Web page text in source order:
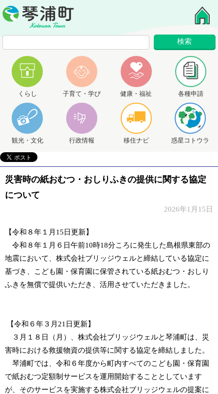
くらし 子育て・学び 健康・福祉 各種申請
観光・文化 行政情報 移住ナビ 惑星コトウラ
災害時の紙おむつ・おしりふきの提供に関する協定
について
2026年1月15日
【令和８年１月15日更新】
令和８年１月６日午前10時18分ころに発生した島根県東部の
地震において、株式会社ブリッジウェルと締結している協定に
基づき、こども園・保育園に保管されている紙おむつ・おしり
ふきを無償で提供いただき、活用させていただきました。
【令和６年３月21日更新】
３月１８日（月）、株式会社ブリッジウェルと琴浦町は、災
害時における救援物資の提供等に関する協定を締結しました。
琴浦町では、令和６年度から町内すべてのこども園・保育園
で紙おむつ定額制サービスを運用開始することとしています
が、そのサービスを実施する株式会社ブリッジウェルの提案に